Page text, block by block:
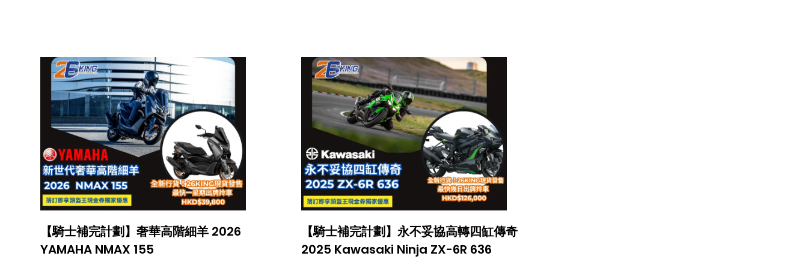
吸引力選擇。
【騎士補完計劃】奢華高階細羊 2026
YAMAHA NMAX 155
【騎士補完計劃】永不妥協高轉四缸傳奇
2025 Kawasaki Ninja ZX-6R 636